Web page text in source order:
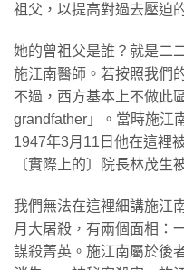
祖父，以提高對過去壓迫
她的曾祖父是誰？就是二
施江南醫師。若按照我們
不過，西方基本上不做此
grandfather」。當時施江
1947年3月11日他在這裡
〔實際上的〕院長林茂生
我們無法在這裡細講施江
月大屠殺，有兩個面相：
謀殺菁英。施江南屬於後